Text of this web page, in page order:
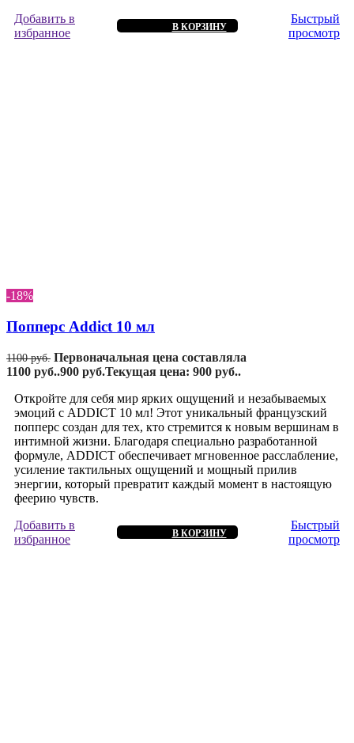
Добавить в
избранное
В КОРЗИНУ
Быстрый
просмотр
-18%
Попперс Addict 10 мл
1100руб. Первоначальная цена составляла
1100 руб..900 руб.Текущая цена: 900 руб..
Откройте для себя мир ярких ощущений и незабываемых
эмоций с ADDICT 10 мл! Этот уникальный французский
попперс создан для тех, кто стремится к новым вершинам в
интимной жизни. Благодаря специально разработанной
формуле, ADDICT обеспечивает мгновенное расслабление,
усиление тактильных ощущений и мощный прилив
энергии, который превратит каждый момент в настоящую
феерию чувств.
Добавить в
избранное
В КОРЗИНУ
Быстрый
просмотр